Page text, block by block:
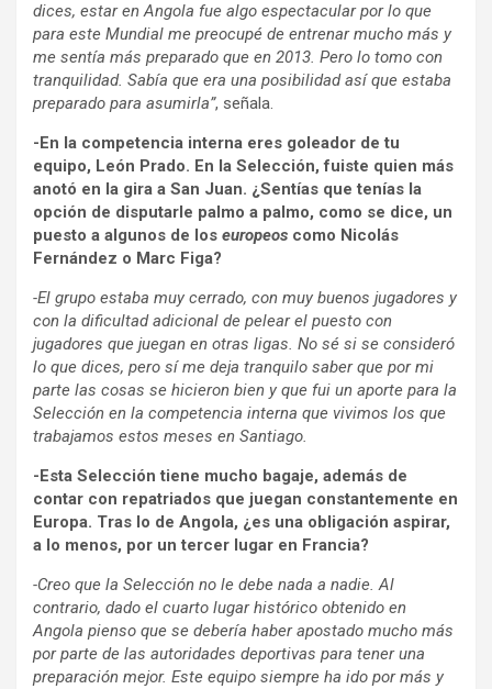
dices, estar en Angola fue algo espectacular por lo que
para este Mundial me preocupé de entrenar mucho más y
me sentía más preparado que en 2013. Pero lo tomo con
tranquilidad. Sabía que era una posibilidad así que estaba
preparado para asumirla”, señala.
-En la competencia interna eres goleador de tu
equipo, León Prado. En la Selección, fuiste quien más
anotó en la gira a San Juan. ¿Sentías que tenías la
opción de disputarle palmo a palmo, como se dice, un
puesto a algunos de los europeos como Nicolás
Fernández o Marc Figa?
-El grupo estaba muy cerrado, con muy buenos jugadores y
con la dificultad adicional de pelear el puesto con
jugadores que juegan en otras ligas. No sé si se consideró
lo que dices, pero sí me deja tranquilo saber que por mi
parte las cosas se hicieron bien y que fui un aporte para la
Selección en la competencia interna que vivimos los que
trabajamos estos meses en Santiago.
-Esta Selección tiene mucho bagaje, además de
contar con repatriados que juegan constantemente en
Europa. Tras lo de Angola, ¿es una obligación aspirar,
a lo menos, por un tercer lugar en Francia?
-Creo que la Selección no le debe nada a nadie. Al
contrario, dado el cuarto lugar histórico obtenido en
Angola pienso que se debería haber apostado mucho más
por parte de las autoridades deportivas para tener una
preparación mejor. Este equipo siempre ha ido por más y